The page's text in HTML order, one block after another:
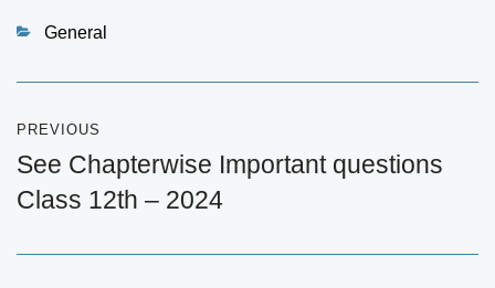
Categories
General
navigation
PREVIOUS
Previous
post:
See Chapterwise Important questions
Class 12th – 2024